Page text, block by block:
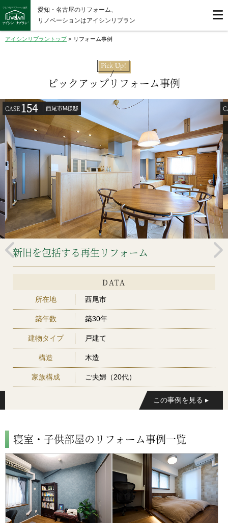
愛知・名古屋のリフォーム、
リノベーションはアイシンリブラン
アイシンリブラントップ> リフォーム事例
ピックアップリフォーム事例
CASE154 西尾市M様邸
新旧を包括する再生リフォーム
DATA
所在地 西尾市
築年数 築30年
建物タイプ 戸建て
構造 木造
家族構成 ご夫婦（20代）
寝室・子供部屋のリフォーム事例一覧